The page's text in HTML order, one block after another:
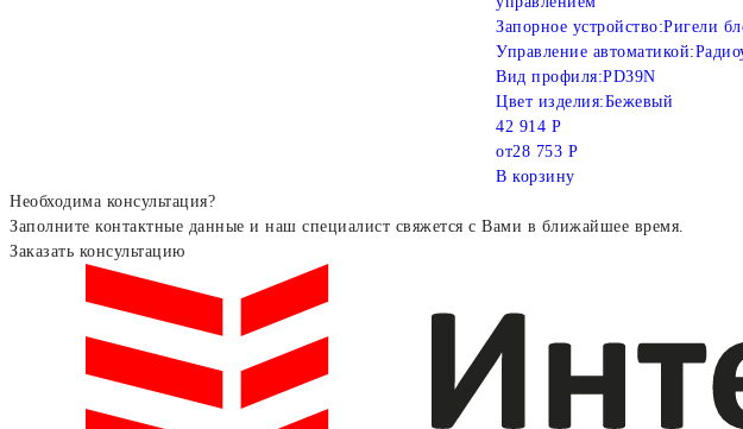
Запорное устройство:Ригели
Управление автоматикой:
Вид профиля:PD39N
Цвет изделия:Бежевый
42 914 Р
от28 753 Р
В корзину
Необходима консультация?
Заполните контактные данные и наш специалист свяжется с Вами в ближайшее время.
Заказать консультацию